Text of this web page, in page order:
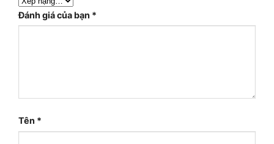
Đánh giá của bạn *
Tên *